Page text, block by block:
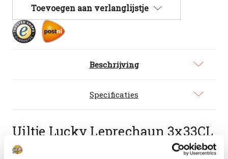
Lucky
Leprechaun
3x33CL
pack
-
Lucky
Leprechaun
3x33CL
pack
-
Toevoegen aan verlanglijstje
Beschrijving
Specificaties
Uiltje Lucky Leprechaun 3x33CL
pack - Limited Editions